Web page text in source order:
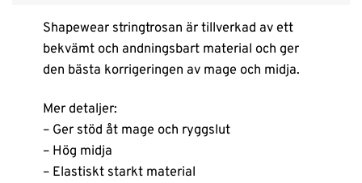
Shapewear stringtrosan är tillverkad av ett
bekvämt och andningsbart material och ger
den bästa korrigeringen av mage och midja.
Mer detaljer:
– Ger stöd åt mage och ryggslut
– Hög midja
– Elastiskt starkt material